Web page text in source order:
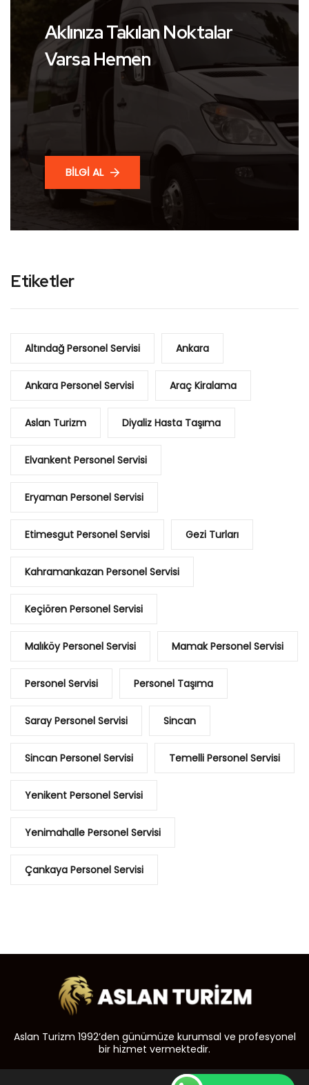
Aklınıza Takılan Noktalar
Varsa Hemen
BİLGİ AL
Etiketler
Altındağ Personel Servisi Ankara
Ankara Personel Servisi Araç Kiralama
Aslan Turizm Diyaliz Hasta Taşıma
Elvankent Personel Servisi
Eryaman Personel Servisi
Etimesgut Personel Servisi Gezi Turları
Kahramankazan Personel Servisi
Keçiören Personel Servisi
Malıköy Personel Servisi Mamak Personel Servisi
Personel Servisi Personel Taşıma
Saray Personel Servisi Sincan
Sincan Personel Servisi Temelli Personel Servisi
Yenikent Personel Servisi
Yenimahalle Personel Servisi
Çankaya Personel Servisi
Aslan Turizm 1992’den günümüze kurumsal ve profesyonel
bir hizmet vermektedir.